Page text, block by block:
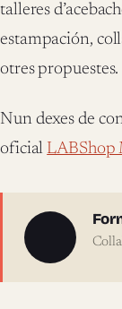
talleres
estampación,
otres propuestes.
Nun dexes de
oficial LABShop
Sobre